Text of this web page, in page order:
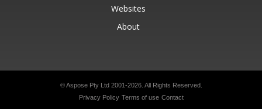
Websites
About
© Aspose Pty Ltd 2001-2026. All Rights Reserved.
Privacy Policy Terms of use Contact